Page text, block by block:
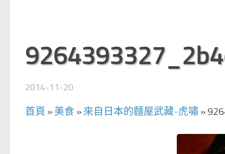
2014-11-20
首頁 » 美食 » 來自日本的麵屋武藏-虎嘯 »